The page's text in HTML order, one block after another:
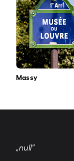
Massy
„null”